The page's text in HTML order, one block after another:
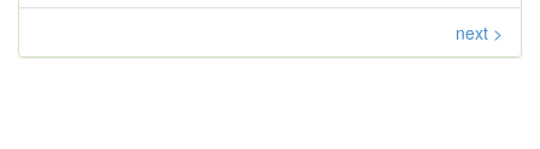
next >